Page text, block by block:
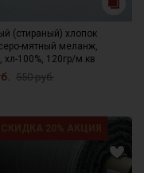
(стираный) хлопок
мятный меланж,
хл-100%, 120гр/м.кв
550 руб.